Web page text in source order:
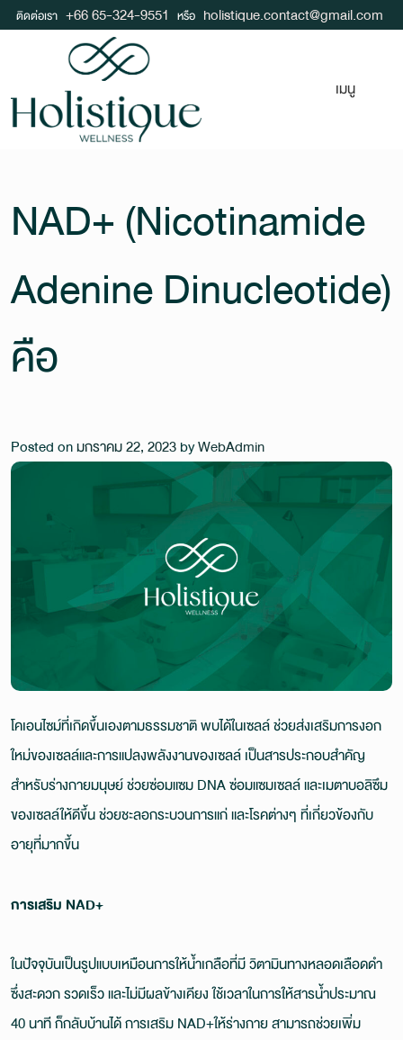
ติดต่อเรา +66 65-324-9551 หรือ holistique.contact@gmail.com
เมนู
NAD+ (Nicotinamide
Adenine Dinucleotide)
คือ
Posted onมกราคม 22, 2023byWebAdmin
โคเอนไซม์ที่เกิดขึ้นเองตามธรรมชาติ พบได้ในเซลล์ ช่วยส่งเสริมการงอก
ใหม่ของเซลล์และการแปลงพลังงานของเซลล์ เป็นสารประกอบสำคัญ
สำหรับร่างกายมนุษย์ ช่วยซ่อมแซม DNA ซ่อมแซมเซลล์ และเมตาบอลิซึม
ของเซลล์ให้ดีขึ้น ช่วยชะลอกระบวนการแก่ และโรคต่างๆ ที่เกี่ยวข้องกับ
อายุที่มากขึ้น
การเสริม NAD+
ในปัจจุบันเป็นรูปแบบเหมือนการให้น้ำเกลือที่มี วิตามินทางหลอดเลือดดำ
ซึ่งสะดวก รวดเร็ว และไม่มีผลข้างเคียง ใช้เวลาในการให้สารน้ำประมาณ
40 นาที ก็กลับบ้านได้ การเสริม NAD+ให้ร่างกาย สามารถช่วยเพิ่ม